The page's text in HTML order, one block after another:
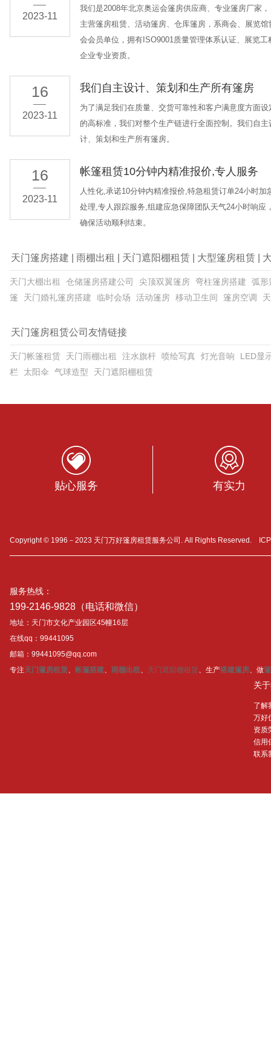
2023-11
我们是2008年北京奥运会篷房供应商、专业篷房厂家，
主营篷房租赁、活动篷房、仓库篷房，系商会、展览馆
会会员单位，拥有ISO9001质量管理体系认证、展览工
企业专业资质。
16
2023-11
我们自主设计、策划和生产所有篷房
为了满足我们在质量、交货可靠性和客户满意度方面设
的高标准，我们对整个生产链进行全面控制。我们自主
计、策划和生产所有篷房。
16
2023-11
帐篷租赁10分钟内精准报价,专人服务
人性化,承诺10分钟内精准报价,特急租赁订单24小时加
处理,专人跟踪服务,组建应急保障团队天气24小时响应
确保活动顺利结束。
天门篷房搭建 雨棚出租 天门遮阳棚租赁| 大型篷房租赁|
天门大棚出租 仓储篷房搭建公司 尖顶双翼篷房 弯柱篷房搭建
弧形
篷
天门婚礼篷房搭建 临时会场 活动篷房 移动卫生间 篷房空调
天门篷房租赁公司友情链接
天门帐篷租赁 天门雨棚出租 注水旗杆 喷绘写真 灯光音响
LED显
栏
太阳伞 气球造型 天门遮阳棚租赁
贴心服务 有实力
Copyright © 1996－2023 天门万好篷房租赁服务公司. All Rights Reserved.
服务热线：
199-2146-9828（电话和微信）
地址：天门市文化产业园区45幢16层
在线qq：99441095
邮箱：99441095@qq.com
专注天门篷房租赁、 帐篷搭建、 雨棚出租 、 天门遮阳棚租赁、生产搭建篷房、做
关
了解
万好
资质
信用
联系